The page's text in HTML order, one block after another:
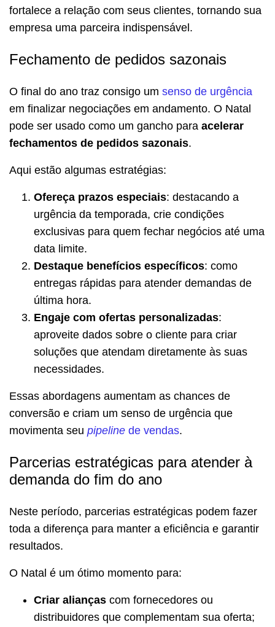
fortalece a relação com seus clientes, tornando sua
empresa uma parceira indispensável.
Fechamento de pedidos sazonais
O final do ano traz consigo um senso de urgência
em finalizar negociações em andamento. O Natal
pode ser usado como um gancho para acelerar
fechamentos de pedidos sazonais.
Aqui estão algumas estratégias:
Ofereça prazos especiais: destacando a
urgência da temporada, crie condições
exclusivas para quem fechar negócios até uma
data limite.
Destaque benefícios específicos: como
entregas rápidas para atender demandas de
última hora.
Engaje com ofertas personalizadas:
aproveite dados sobre o cliente para criar
soluções que atendam diretamente às suas
necessidades.
Essas abordagens aumentam as chances de
conversão e criam um senso de urgência que
movimenta seu pipeline de vendas.
Parcerias estratégicas para atender à
demanda do fim do ano
Neste período, parcerias estratégicas podem fazer
toda a diferença para manter a eficiência e garantir
resultados.
O Natal é um ótimo momento para:
Criar alianças com fornecedores ou
distribuidores que complementam sua oferta;